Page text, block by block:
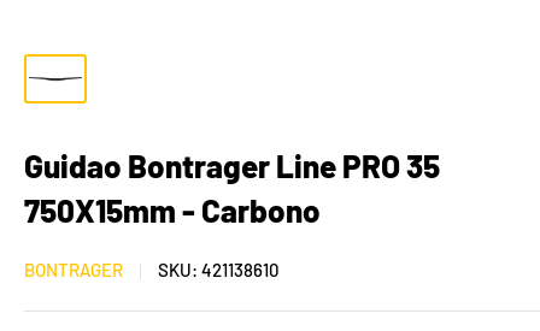
Guidao Bontrager Line PRO 35
750X15mm - Carbono
BONTRAGER SKU: 421138610